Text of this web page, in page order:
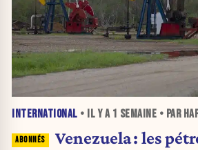
INTERNATIONAL • IL Y A 1 SEMAINE • PAR
Venezuela : les